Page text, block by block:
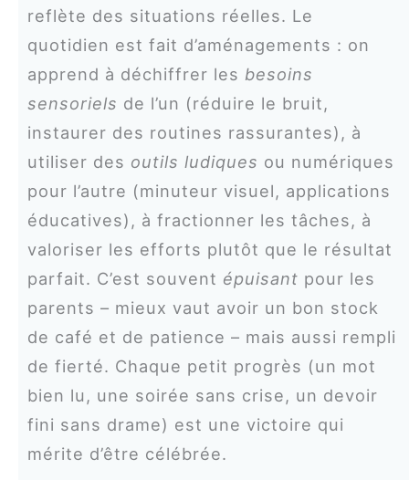
reflète des situations réelles. Le
quotidien est fait d’aménagements : on
apprend à déchiffrer les besoins
sensoriels de l’un (réduire le bruit,
instaurer des routines rassurantes), à
utiliser des outils ludiques ou numériques
pour l’autre (minuteur visuel, applications
éducatives), à fractionner les tâches, à
valoriser les efforts plutôt que le résultat
parfait. C’est souvent épuisant pour les
parents – mieux vaut avoir un bon stock
de café et de patience – mais aussi rempli
de fierté. Chaque petit progrès (un mot
bien lu, une soirée sans crise, un devoir
fini sans drame) est une victoire qui
mérite d’être célébrée.